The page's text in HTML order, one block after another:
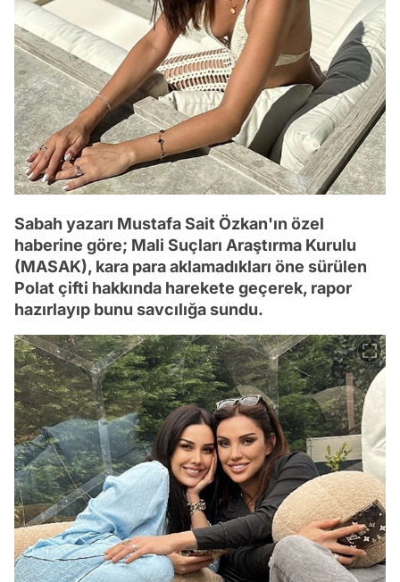
Sabah yazarı Mustafa Sait Özkan'ın özel
haberine göre; Mali Suçları Araştırma Kurulu
(MASAK), kara para aklamadıkları öne sürülen
Polat çifti hakkında harekete geçerek, rapor
hazırlayıp bunu savcılığa sundu.